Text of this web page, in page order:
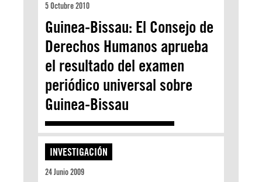
5 Octubre 2010
Guinea-Bissau: El Consejo de
Derechos Humanos aprueba
el resultado del examen
periódico universal sobre
Guinea-Bissau
INVESTIGACIÓN
24 Junio 2009